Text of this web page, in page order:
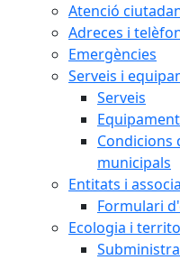
Atenció
Adreces i
Emergències
Serveis i
Serveis
Condicions
municipals
Entitats i
Formulari
Ecologia i